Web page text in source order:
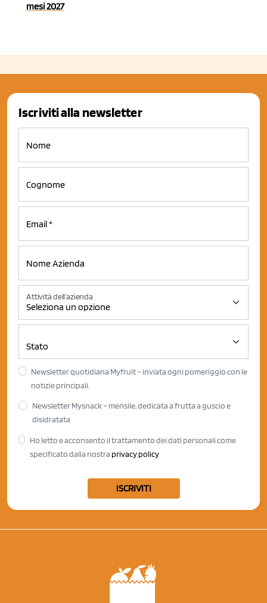
mesi 2027
Iscriviti alla newsletter
Attività dell'azienda
Newsletter quotidiana Myfruit – inviata ogni pomeriggio con le
notizie principali.
Newsletter Mysnack – mensile, dedicata a frutta a guscio e
disidratata
Ho letto e acconsento il trattamento dei dati personali come
specificato dalla nostra privacy policy
ISCRIVITI